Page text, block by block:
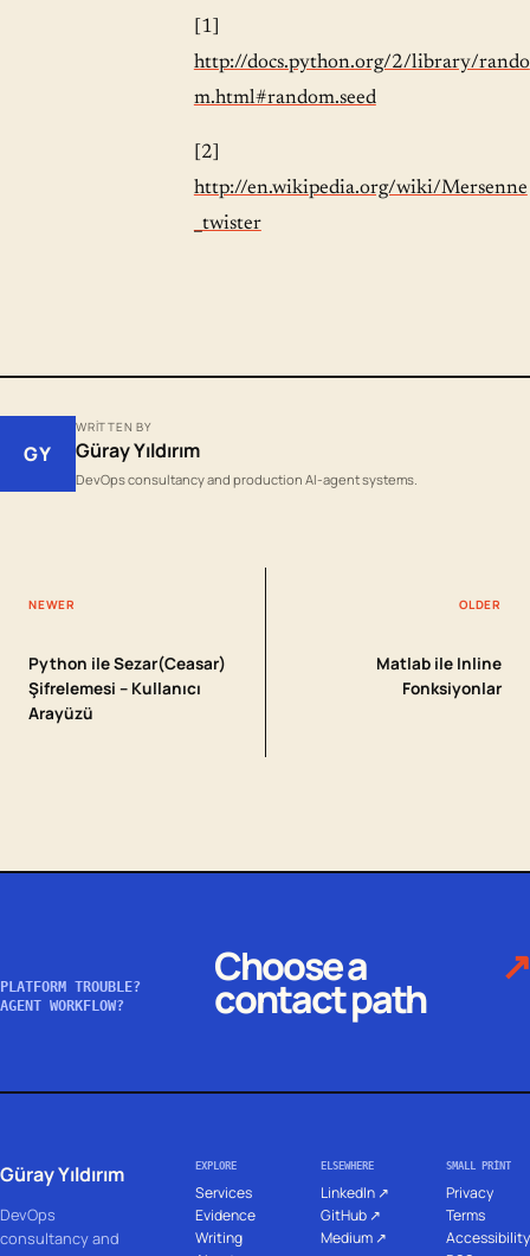
[1]
http://docs.python.org/2/library/rando
m.html#random.seed
[2]
http://en.wikipedia.org/wiki/Mersenne
_twister
GY
WRITTEN BY
Güray Yıldırım
DevOps consultancy and production AI-agent systems.
NEWER
Python ile Sezar(Ceasar)
Şifrelemesi – Kullanıcı
Arayüzü
OLDER
Matlab ile Inline
Fonksiyonlar
PLATFORM TROUBLE?
AGENT WORKFLOW?
Choose a
contact path
↗
Güray Yıldırım
DevOps
consultancy and
EXPLORE
Services
Evidence
Writing
ELSEWHERE
LinkedIn ↗
GitHub ↗
Medium ↗
SMALL PRINT
Privacy
Terms
Accessibility